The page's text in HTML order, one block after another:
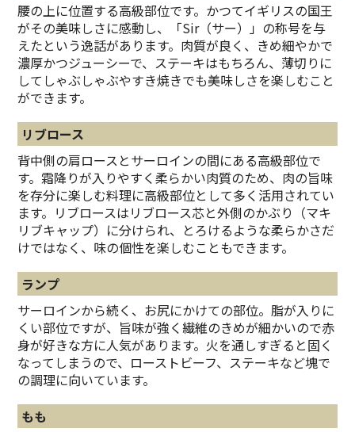
腰の上に位置する高級部位です。かつてイギリスの国王
がその美味しさに感動し、「Sir（サー）」の称号を与
えたという逸話があります。肉質が良く、きめ細やかで
濃厚かつジューシーで、ステーキはもちろん、薄切りに
してしゃぶしゃぶやすき焼きでも美味しさを楽しむこと
ができます。
リブロース
背中側の肩ロースとサーロインの間にある高級部位で
す。霜降りが入りやすく柔らかい肉質のため、肉の旨味
を存分に楽しむ料理に高級部位として多く活用されてい
ます。リブロースはリブロース芯と外側のかぶり（マキ
リブキャップ）に分けられ、とろけるような柔らかさだ
けではなく、味の個性を楽しむこともできます。
ランプ
サーロインから続く、お尻にかけての部位。脂が入りに
くい部位ですが、旨味が強く繊維のきめが細かいので赤
身が好きな方に人気があります。火を通しすぎると固く
なってしまうので、ローストビーフ、ステーキなど塊で
の調理に向いています。
もも